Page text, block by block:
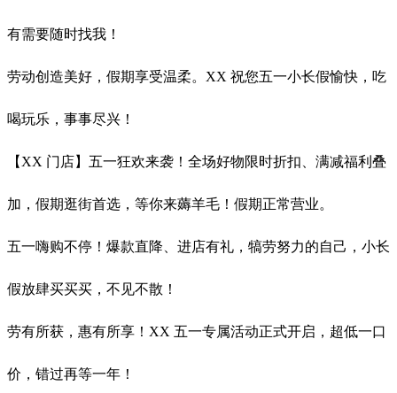
有需要随时找我！
劳动创造美好，假期享受温柔。XX 祝您五一小长假愉快，吃
喝玩乐，事事尽兴！
【XX 门店】五一狂欢来袭！全场好物限时折扣、满减福利叠
加，假期逛街首选，等你来薅羊毛！假期正常营业。
五一嗨购不停！爆款直降、进店有礼，犒劳努力的自己，小长
假放肆买买买，不见不散！
劳有所获，惠有所享！XX 五一专属活动正式开启，超低一口
价，错过再等一年！